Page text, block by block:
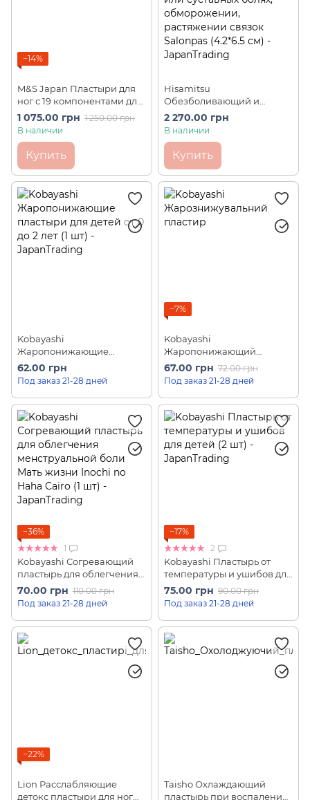
−14%
M&S Japan Пластыри для
ног с 19 компонентами для
детоксикации организма
(18 пар)
1 075.00 грн 1 250.00 грн
В наличии
Купить
Hisamitsu
Обезболивающий и
противовоспалительный
пластырь при мышечных
обморожении,
растяжении связок
Salonpas (12 шт по 20
пластырей)
2 270.00 грн
В наличии
Купить
Kobayashi
Жаропонижающие
пластыри для детей от 0 до
2 лет (1 шт)
62.00 грн
Под заказ 21-28 дней
−7%
Kobayashi
Жаропонижающий
пластырь (2 шт)
67.00 грн 72.00 грн
Под заказ 21-28 дней
−36%
1
Kobayashi Согревающий
пластырь для облегчения
менструальной боли Мать
жизни Inochi no Haha Cairo
(1 шт)
70.00 грн 110.00 грн
Под заказ 21-28 дней
−17%
2
Kobayashi Пластырь от
температуры и ушибов для
детей (2 шт)
75.00 грн 90.00 грн
Под заказ 21-28 дней
−22%
Lion Расслабляющие
детокс пластыри для ног
Taisho Охлаждающий
пластырь при воспалении